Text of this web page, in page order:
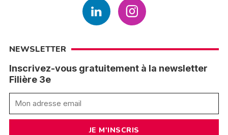
NEWSLETTER
Inscrivez-vous gratuitement à la newsletter
Filière 3e